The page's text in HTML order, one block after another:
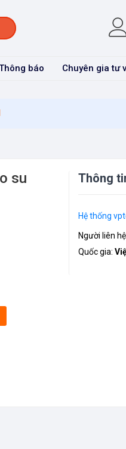
báo Chuyên gia tư
su
Thông
Hệ thống
Người liên
Quốc gia: